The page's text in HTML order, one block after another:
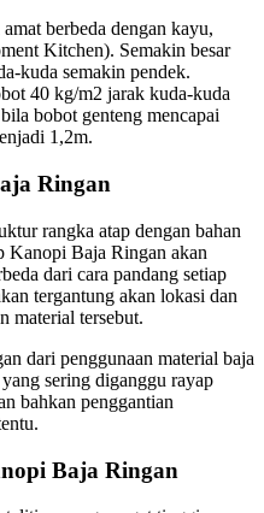
berbeda dengan kayu,
Kitchen). Semakin besar
kuda semakin pendek.
40 kg/m2 jarak kuda-kuda
bobot genteng mencapai
1,2m.
Ringan
rangka atap dengan bahan
Kanopi Baja Ringan akan
dari cara pandang setiap
tergantung akan lokasi dan
material tersebut.
dari penggunaan material baja
sering diganggu rayap
bahkan penggantian
Baja Ringan